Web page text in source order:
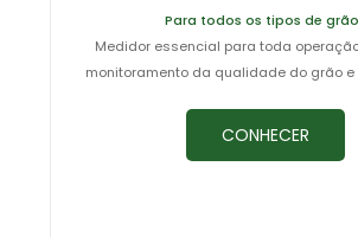
Para todos os tipos de
Medidor essencial para toda
monitoramento da qualidade do grão e
CONHECER